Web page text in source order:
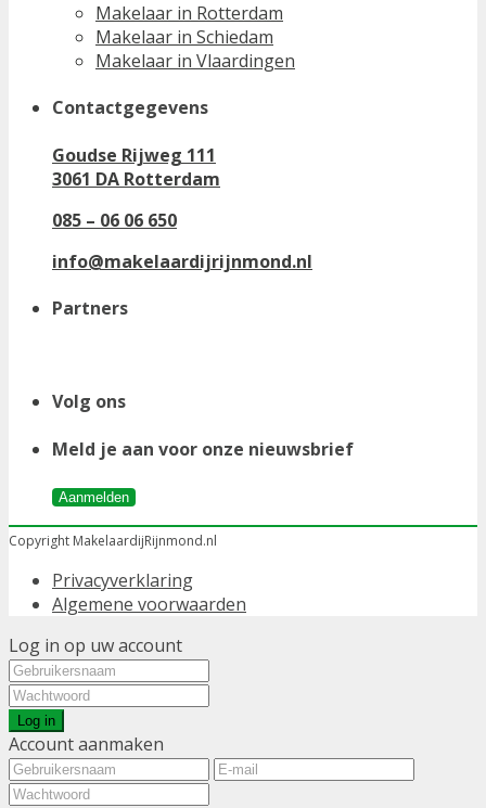
Makelaar in Rotterdam
Makelaar in Schiedam
Makelaar in Vlaardingen
Contactgegevens
Goudse Rijweg 111
3061 DA Rotterdam
085 – 06 06 650
info@makelaardijrijnmond.nl
Partners
Volg ons
Meld je aan voor onze nieuwsbrief
Aanmelden
Copyright MakelaardijRijnmond.nl
Privacyverklaring
Algemene voorwaarden
Log in op uw account
Log in
Account aanmaken